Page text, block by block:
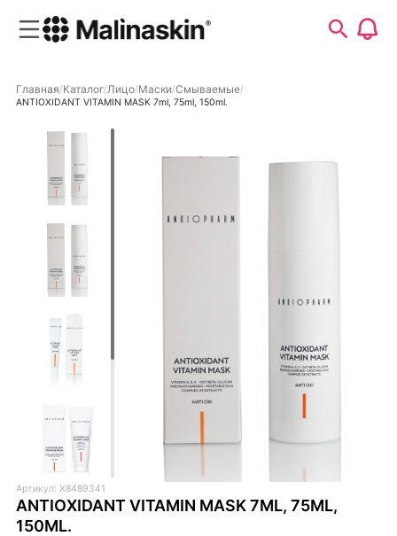
Главная Каталог Лицо Маски Смываемые
ANTIOXIDANT VITAMIN MASK 7ml, 75ml, 150ml.
Артикул: X8489341
ANTIOXIDANT VITAMIN MASK 7ML, 75ML,
150ML.